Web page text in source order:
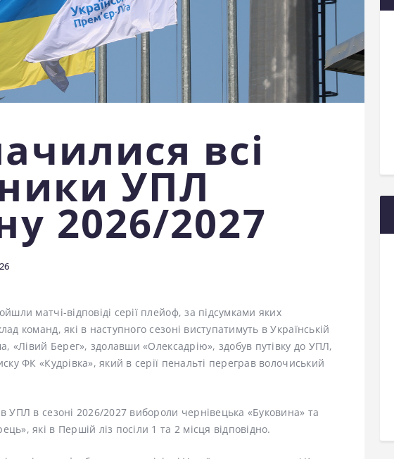
всі
УПЛ
2026/2027
матчі-відповіді серії плейоф, за підсумками яких
команд, які в наступного сезоні виступатимуть в Українській
«Лівий Берег», здолавши «Олексадрію», здобув путівку до УПЛ,
ФК «Кудрівка», який в серії пенальті переграв волочиський
УПЛ в сезоні 2026/2027 вибороли чернівецька «Буковина» та
які в Першій ліз посіли 1 та 2 місця відповідно.